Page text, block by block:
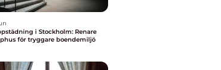
i Stockholm: Renare
för tryggare boendemiljö